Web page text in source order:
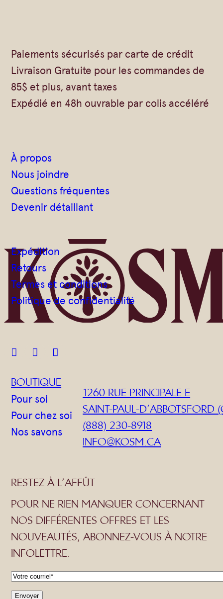
C
a
r
r
Paiements sécurisés par carte de crédit
Livraison Gratuite pour les commandes de
85$ et plus, avant taxes
Expédié en 48h ouvrable par colis accéléré
À propos
Nous joindre
Questions fréquentes
Devenir détaillant
Expédition
Retours
Termes et conditions
Politique de confidentialité
  
BOUTIQUE
Pour soi
Pour chez soi
Nos savons
1260 RUE PRINCIPALE E
SAINT-PAUL-D’ABBOTSFORD
(888) 230-8918
INFO@KOSM.CA
RESTEZ À L’AFFÛT
POUR NE RIEN MANQUER CONCERNANT
NOS DIFFÉRENTES OFFRES ET LES
NOUVEAUTÉS, ABONNEZ-VOUS À NOTRE
INFOLETTRE.
C
oEnvoyer